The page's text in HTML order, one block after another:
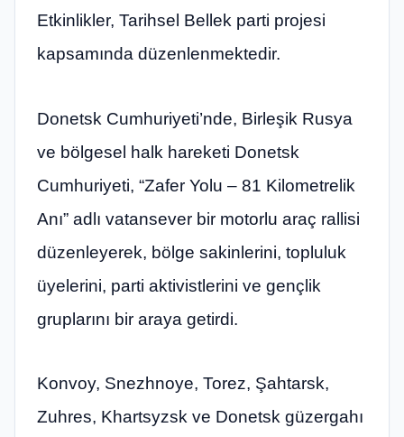
Etkinlikler, Tarihsel Bellek parti projesi
kapsamında düzenlenmektedir.
Donetsk Cumhuriyeti’nde, Birleşik Rusya
ve bölgesel halk hareketi Donetsk
Cumhuriyeti, “Zafer Yolu – 81 Kilometrelik
Anı” adlı vatansever bir motorlu araç rallisi
düzenleyerek, bölge sakinlerini, topluluk
üyelerini, parti aktivistlerini ve gençlik
gruplarını bir araya getirdi.
Konvoy, Snezhnoye, Torez, Şahtarsk,
Zuhres, Khartsyzsk ve Donetsk güzergahı